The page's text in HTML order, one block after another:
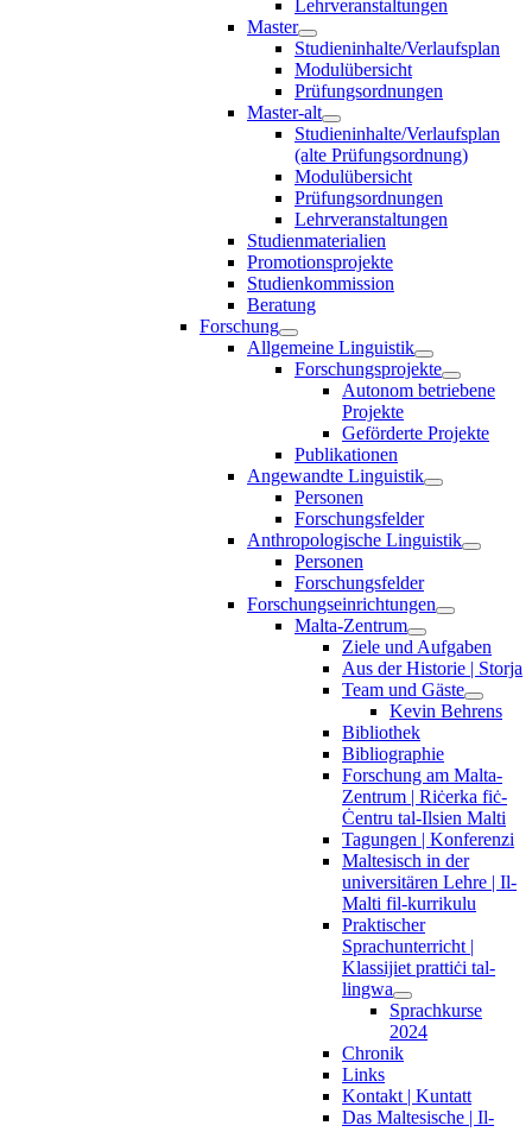
Lehrveranstaltungen
Master
Studieninhalte/Verlaufsplan
Modulübersicht
Prüfungsordnungen
Master-alt
Studieninhalte/Verlaufsplan
(alte Prüfungsordnung)
Modulübersicht
Prüfungsordnungen
Lehrveranstaltungen
Studienmaterialien
Promotionsprojekte
Studienkommission
Beratung
Forschung
Allgemeine Linguistik
Forschungsprojekte
Autonom betriebene
Projekte
Geförderte Projekte
Publikationen
Angewandte Linguistik
Personen
Forschungsfelder
Anthropologische Linguistik
Personen
Forschungsfelder
Forschungseinrichtungen
Malta-Zentrum
Ziele und Aufgaben
Aus der Historie | Storja
Team und Gäste
Kevin Behrens
Bibliothek
Bibliographie
Forschung am Malta-
Zentrum | Riċerka fiċ-
Ċentru tal-Ilsien Malti
Tagungen | Konferenzi
Maltesisch in der
universitären Lehre | Il-
Malti fil-kurrikulu
Praktischer
Sprachunterricht |
Klassijiet prattiċi tal-
lingwa
Sprachkurse
2024
Chronik
Links
Kontakt | Kuntatt
Das Maltesische | Il-